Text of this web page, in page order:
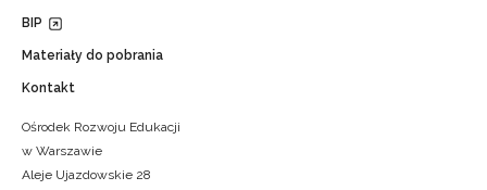
BIP
Materiały do pobrania
Kontakt
Ośrodek Rozwoju Edukacji
w Warszawie
Aleje Ujazdowskie 28